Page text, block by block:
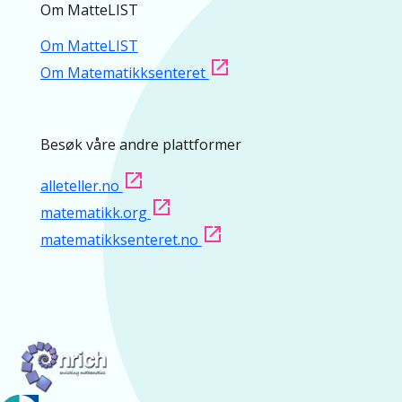
Om MatteLIST
Om MatteLIST
Om Matematikksenteret
Besøk våre andre plattformer
alleteller.no
matematikk.org
matematikksenteret.no